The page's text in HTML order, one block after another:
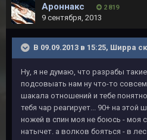
Ароннакс 2 819
9 сентября, 2013
В 09.09.2013 в 15:25, Ширра
Ну, я не думаю, что разрабы
подсовыать нам ну что-то
шакала отношений и тебе
тебя чар реагирует... 90+ на этой
ножей в спин моя не боюсь - моя
натычет. а волков бояться - в